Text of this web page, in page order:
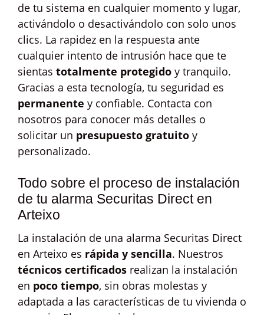
de tu sistema en cualquier momento y lugar,
activándolo o desactivándolo con solo unos
clics. La rapidez en la respuesta ante
cualquier intento de intrusión hace que te
sientas totalmente protegido y tranquilo.
Gracias a esta tecnología, tu seguridad es
permanente y confiable. Contacta con
nosotros para conocer más detalles o
solicitar un presupuesto gratuito y
personalizado.
Todo sobre el proceso de instalación
de tu alarma Securitas Direct en
Arteixo
La instalación de una alarma Securitas Direct
en Arteixo es rápida y sencilla. Nuestros
técnicos certificados realizan la instalación
en poco tiempo, sin obras molestas y
adaptada a las características de tu vivienda o